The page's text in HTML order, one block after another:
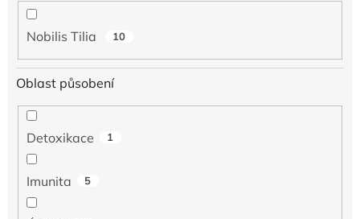
Nobilis Tilia 10
Oblast působení
Detoxikace 1
Imunita 5